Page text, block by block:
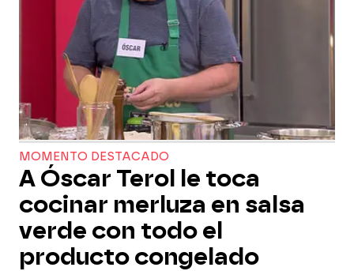
MOMENTO DESTACADO
A Óscar Terol le toca
cocinar merluza en salsa
verde con todo el
producto congelado